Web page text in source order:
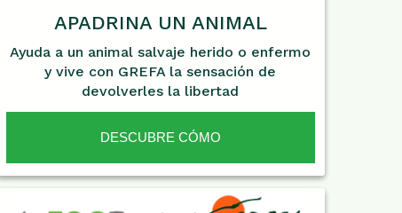
APADRINA UN ANIMAL
Ayuda a un animal salvaje herido o enfermo
y vive con GREFA la sensación de
devolverles la libertad
DESCUBRE CÓMO